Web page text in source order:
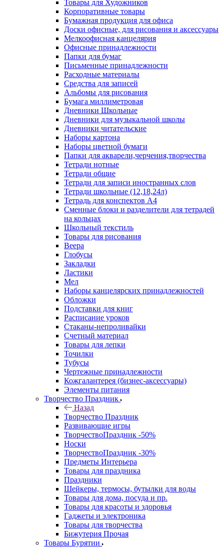
Товары для Художников
Корпоративные товары
Бумажная продукция для офиса
Доски офисные, для рисования и аксессуары
Мелкоофисная канцелярия
Офисные принадлежности
Папки для бумаг
Письменные принадлежности
Расходные материалы
Средства для записей
Альбомы для рисования
Бумага миллиметровая
Дневники Школьные
Дневники для музыкальной школы
Дневники читательские
Наборы картона
Наборы цветной бумаги
Папки для акварели,черчения,творчества
Тетради нотные
Тетради общие
Тетради для записи иностранных слов
Тетради школьные (12,18,24л)
Тетрадь для конспектов А4
Сменные блоки и разделители для тетрадей
на кольцах
Школьный текстиль
Товары для рисования
Веера
Глобусы
Закладки
Ластики
Мел
Наборы канцелярских принадлежностей
Обложки
Подставки для книг
Расписание уроков
Стаканы-непроливайки
Счетный материал
Товары для лепки
Точилки
Тубусы
Чертежные принадлежности
Кожгалантерея (бизнес-аксессуары)
Элементы питания
Творчество Праздник
Назад
Творчество Праздник
Развивающие игры
ТворчествоПраздник -50%
Носки
ТворчествоПраздник -30%
Предметы Интерьера
Товары для праздника
Праздники
Шейкеры, термосы, бутылки для воды
Товары для дома, посуда и пр.
Товары для красоты и здоровья
Гаджеты и электроника
Товары для творчества
Бижутерия Прочая
Товары Бурятии